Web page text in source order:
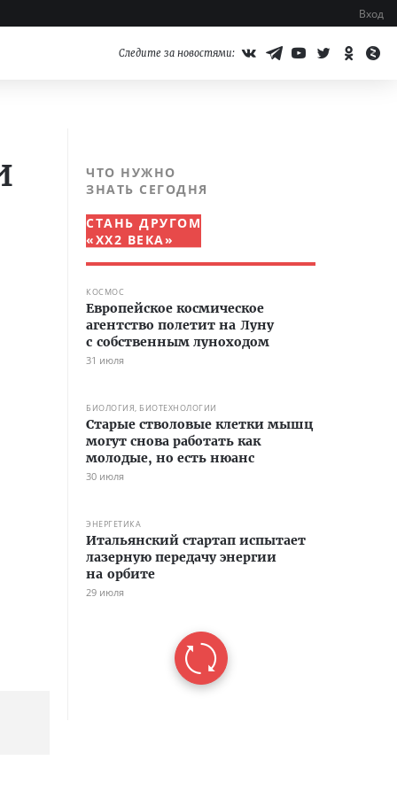
Вход
Следите за новостями:
ЧТО НУЖНО
ЗНАТЬ СЕГОДНЯ
СТАНЬ ДРУГОМ
«XX2 ВЕКА»
КОСМОС
Европейское космическое
агентство полетит на Луну
с собственным луноходом
31 июля
БИОЛОГИЯ, БИОТЕХНОЛОГИИ
Старые стволовые клетки мышц
могут снова работать как
молодые, но есть нюанс
30 июля
ЭНЕРГЕТИКА
Итальянский стартап испытает
лазерную передачу энергии
на орбите
29 июля